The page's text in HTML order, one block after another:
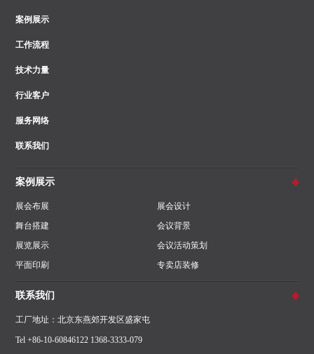
案例展示
工作流程
技术力量
行业客户
服务网络
联系我们
案例展示
展会布展
展会设计
舞台搭建
会议背景
展览展示
会议活动策划
平面印刷
专卖店装修
联系我们
工厂地址：北京东燕郊开发区盛家屯
Tel +86-10-60846122 1368-3333-079